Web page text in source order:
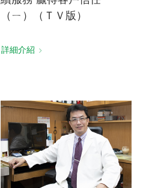
（ㄧ）（ＴＶ版）
詳細介紹